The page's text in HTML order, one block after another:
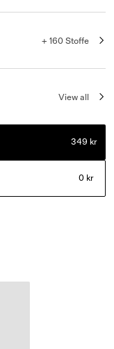
+ 160 Stoffe
View all
349 kr
0 kr